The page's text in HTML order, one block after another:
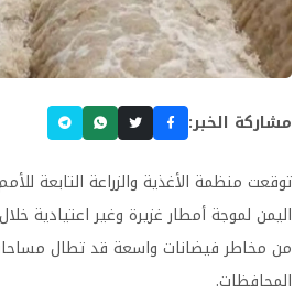
مشاركة الخبر:
توقعت منظمة الأغذية والزراعة التابعة
اليمن لموجة أمطار غزيرة وغير اعتيادية
من مخاطر فيضانات واسعة قد تطال
المحافظات.